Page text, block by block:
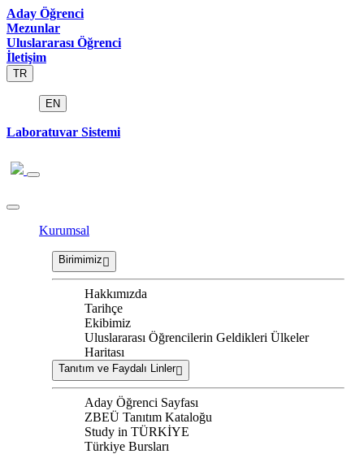
Aday Öğrenci
Mezunlar
Uluslararası Öğrenci
İletişim
TR
EN
Laboratuvar Sistemi
Kurumsal
Birimimiz
Hakkımızda
Tarihçe
Ekibimiz
Uluslararası Öğrencilerin Geldikleri Ülkeler
Haritası
Tanıtım ve Faydalı Linler
Aday Öğrenci Sayfası
ZBEÜ Tanıtım Kataloğu
Study in TÜRKİYE
Türkiye Bursları